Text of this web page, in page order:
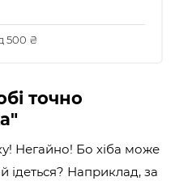
500 ₴
точно
Негайно! Бо хіба може
ідеться? Наприклад, за